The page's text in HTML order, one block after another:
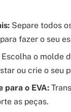
Separe todos
fazer o seu
Escolha o molde
ou crie o seu
para o EVA:
as peças.